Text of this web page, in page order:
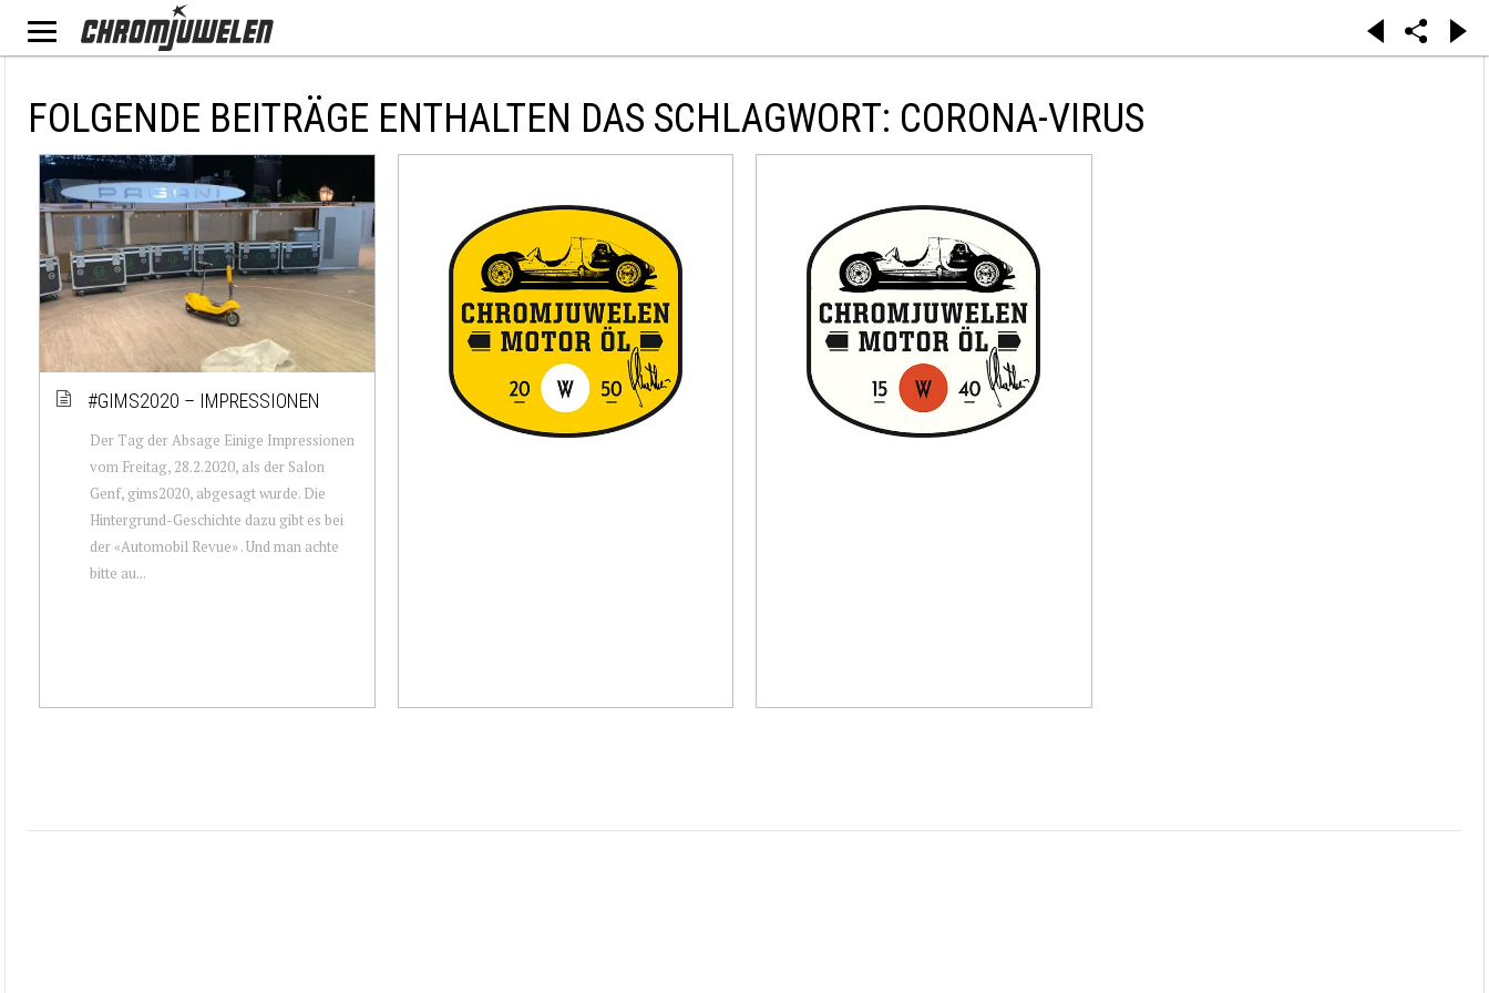
FOLGENDE BEITRÄGE ENTHALTEN DAS SCHLAGWORT: CORONA-VIRUS
#GIMS2020 – IMPRESSIONEN
Der Tag der Absage Einige Impressionen
vom Freitag, 28.2.2020, als der Salon
Genf, gims2020, abgesagt wurde. Die
Hintergrund-Geschichte dazu gibt es bei
der «Automobil Revue» . Und man achte
bitte au...